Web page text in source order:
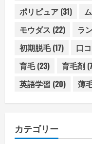
ポリピュア (31)
モウダス (22) ラ
初期脱毛(17) 口
育毛(23) 育毛剤
英語学習 (20) 薄
カテゴリー